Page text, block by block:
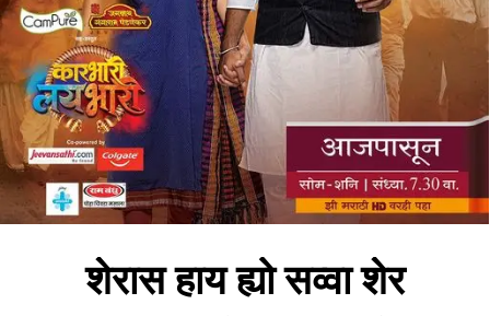
शेरास हाय ह्यो सव्वा शेर